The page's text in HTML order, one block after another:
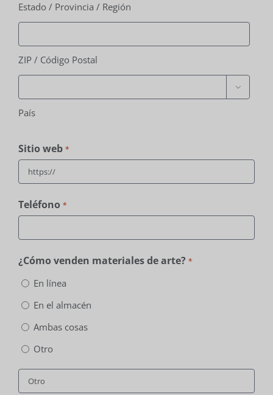
Estado / Provincia / Región
ZIP / Código Postal

País
Sitio web *
Teléfono *
¿Cómo venden materiales de arte? *
En línea
En el almacén
Ambas cosas
Otro